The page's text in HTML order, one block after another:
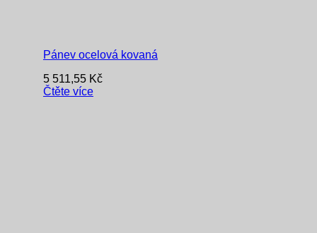
Pánev ocelová kovaná
5 511,55 Kč
Čtěte více